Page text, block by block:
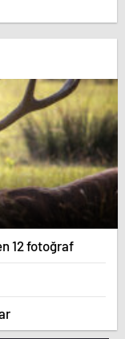
12 fotoğraf